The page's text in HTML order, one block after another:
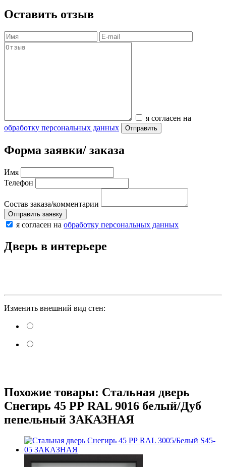
Оставить отзыв
я согласен на
обработку персональных данных
Отправить
Форма заявки/ заказа
Имя
Телефон
Состав заказа/комментарии
Отправить заявку
я согласен на обработку персональных данных
Дверь в интерьере
Изменить внешний вид стен:
Похожие товары: Стальная дверь
Снегирь 45 РР RAL 9016 белый/Дуб
пепельный ЗАКАЗНАЯ